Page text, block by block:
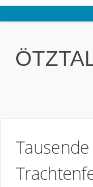
Ötztal
Interviews
Kostenloser
Kontakt